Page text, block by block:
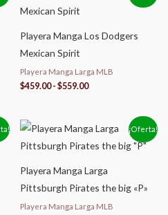
Playera Manga Los Dodgers
Mexican Spirit
Playera Manga Larga MLB
$459.00 - $559.00
$459.00
¡Oferta!
Playera Manga Larga
Pittsburgh Pirates the big «P»
Playera Manga Larga MLB
Rango
de
precios:
$459.00
$559.00